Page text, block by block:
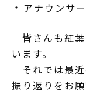
アナウンサー
皆さんも紅葉
います。
それでは最近
振り返りをお願